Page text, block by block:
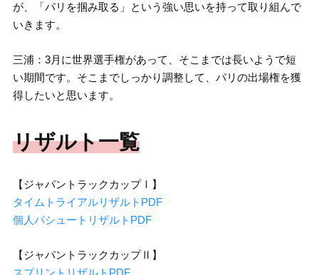
が、「パリを掴み取る」という強い思いを持って取り組んで
いきます。
三浦：3月に世界選手権があって、そこまでは長いようで短
い期間です。そこまでしっかり調整して、パリの出場権を獲
得したいと思います。
リザルト一覧
【ジャパントラックカップⅠ】
タイムトライアルリザルトPDF
個人パシュートリザルトPDF
【ジャパントラックカップⅡ】